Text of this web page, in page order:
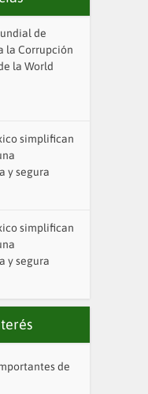
de
la Corrupción
la World
simplifican
y segura
simplifican
y segura
de